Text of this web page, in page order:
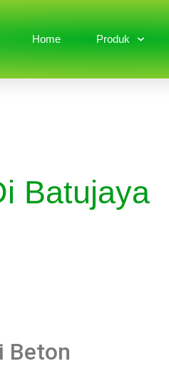
Home Produk
Batujaya
Beton